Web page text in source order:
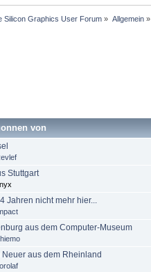
Silicon Graphics User Forum » Allgemein»
von
Stuttgart
Jahren nicht mehr hier...
aus dem Computer-Museum
aus dem Rheinland